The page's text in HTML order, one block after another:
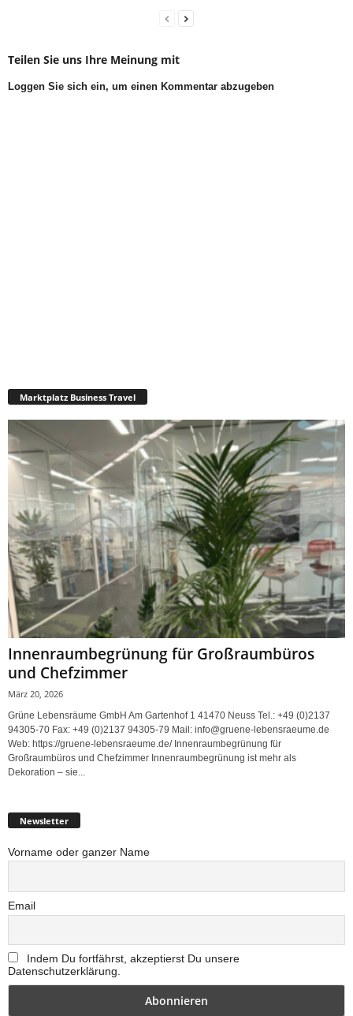
Teilen Sie uns Ihre Meinung mit
Loggen Sie sich ein, um einen Kommentar abzugeben
Marktplatz Business Travel
Innenraumbegrünung für Großraumbüros
und Chefzimmer
März 20, 2026
Grüne Lebensräume GmbH Am Gartenhof 1 41470 Neuss Tel.: +49 (0)2137
94305-70 Fax: +49 (0)2137 94305-79 Mail: info@gruene-lebensraeume.de
Web: https://gruene-lebensraeume.de/ Innenraumbegrünung für
Großraumbüros und Chefzimmer Innenraumbegrünung ist mehr als
Dekoration – sie...
Newsletter
Vorname oder ganzer Name
Email
Indem Du fortfährst, akzeptierst Du unsere
Datenschutzerklärung.